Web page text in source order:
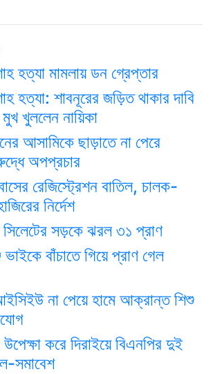
হত্যা মামলায় ডন গ্রেপ্তার
হত্যা: শাবনূরের জড়িত থাকার দাবি
মুখ খুললেন নায়িকা
আসামিকে ছাড়াতে না পেরে
অপপ্রচার
রেজিস্ট্রেশন বাতিল, চালক-
নির্দেশ
সড়কে ঝরল ৩১ প্রাণ
ভাইকে বাঁচাতে গিয়ে প্রাণ গেল
না পেয়ে হামে আক্রান্ত শিশু
উপেক্ষা করে দিরাইয়ে বিএনপির দুই
সমাবেশ